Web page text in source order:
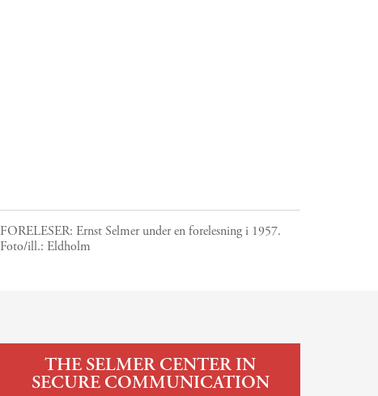
FORELESER: Ernst Selmer under en forelesning i 1957.
Foto/ill.:Eldholm
THE SELMER CENTER IN
SECURE COMMUNICATION